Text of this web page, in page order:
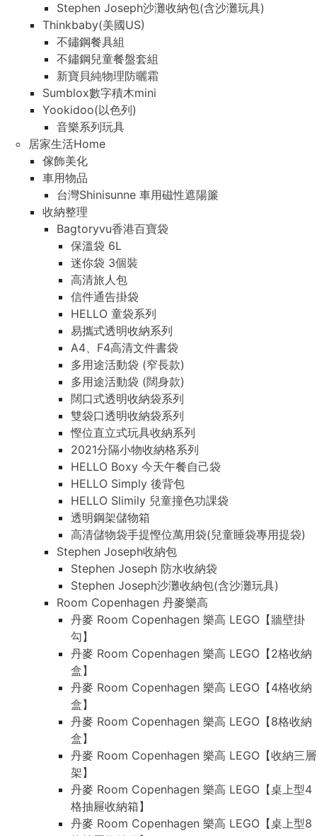
Stephen Joseph沙灘收納包(含沙灘玩具)
Thinkbaby(美國US)
不鏽鋼餐具組
不鏽鋼兒童餐盤套組
新寶貝純物理防曬霜
Sumblox數字積木mini
Yookidoo(以色列)
音樂系列玩具
居家生活Home
傢飾美化
車用物品
台灣Shinisunne 車用磁性遮陽簾
收納整理
Bagtoryvu香港百寶袋
保溫袋 6L
迷你袋 3個裝
高清旅人包
信件通告掛袋
HELLO 童袋系列
易攜式透明收納系列
A4、F4高清文件書袋
多用途活動袋 (窄長款)
多用途活動袋 (闊身款)
闊口式透明收納袋系列
雙袋口透明收納袋系列
慳位直立式玩具收納系列
2021分隔小物收納格系列
HELLO Boxy 今天午餐自己袋
HELLO Simply 後背包
HELLO Slimily 兒童撞色功課袋
透明鋼架儲物箱
高清儲物袋手提慳位萬用袋(兒童睡袋專用提袋)
Stephen Joseph收納包
Stephen Joseph 防水收納袋
Stephen Joseph沙灘收納包(含沙灘玩具)
Room Copenhagen 丹麥樂高
丹麥 Room Copenhagen 樂高 LEGO【牆壁掛
勾】
丹麥 Room Copenhagen 樂高 LEGO【2格收納
盒】
丹麥 Room Copenhagen 樂高 LEGO【4格收納
盒】
丹麥 Room Copenhagen 樂高 LEGO【8格收納
盒】
丹麥 Room Copenhagen 樂高 LEGO【收納三層
架】
丹麥 Room Copenhagen 樂高 LEGO【桌上型4
格抽屜收納箱】
丹麥 Room Copenhagen 樂高 LEGO【桌上型8